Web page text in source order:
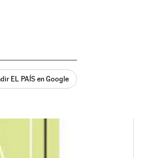
EL PAÍS en Google